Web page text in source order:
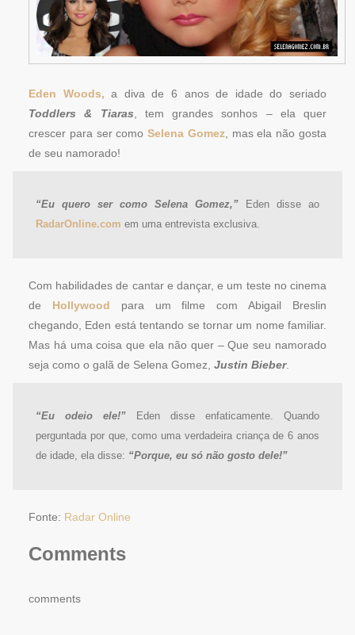
Eden Woods, a diva de 6 anos de idade do seriado
Toddlers & Tiaras , tem grandes sonhos – ela quer
crescer para ser comoSelena Gomez, mas ela não gosta
de seu namorado!
“Eu quero ser como Selena Gomez,” Eden disse ao
RadarOnline.com em uma entrevista exclusiva.
Com habilidades de cantar e dançar, e um teste no cinema
de Hollywood para um filme com Abigail Breslin
chegando, Eden está tentando se tornar um nome familiar.
Mas há uma coisa que ela não quer – Que seu namorado
seja como o galã de Selena Gomez, Justin Bieber.
“Eu odeio ele!”
Eden disse enfaticamente. Quando
perguntada por que, como uma verdadeira criança de 6 anos
de idade, ela disse: “Porque, eu só não gosto dele!”
Fonte: Radar Online
Comments
comments